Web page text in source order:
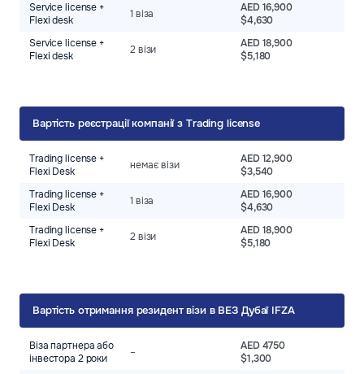
Service license +
Flexi desk
1 віза
AED 16,900
$4,630
Service license +
Flexi desk
2 візи
AED 18,900
$5,180
Вартість реєстрації компанії з Trading license
Trading license +
Flexi Desk
немає візи
AED 12,900
$3,540
Trading license +
Flexi Desk
1 віза
AED 16,900
$4,630
Trading license +
Flexi Desk
2 візи
AED 18,900
$5,180
Вартість отримання резидент візи в ВЕЗ Дубаї IFZA
Віза партнера або
інвестора 2 роки
–
AED 4750
$1,300